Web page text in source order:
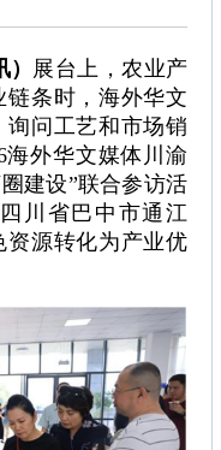
展台上，农业产
条时，海外华文
问工艺和市场销
海外华文媒体川渝
建设”联合参访活
川省巴中市通江
源转化为产业优